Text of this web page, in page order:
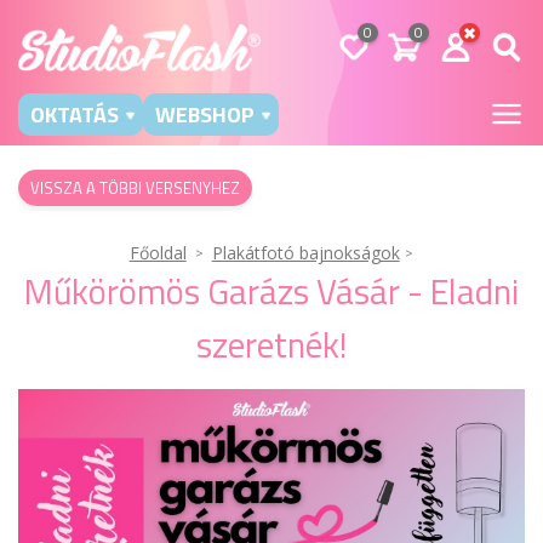
0 0
OKTATÁS WEBSHOP
VISSZA A TÖBBI VERSENYHEZ
Főoldal Plakátfotó bajnokságok
Műkörömös Garázs Vásár - Eladni
szeretnék!